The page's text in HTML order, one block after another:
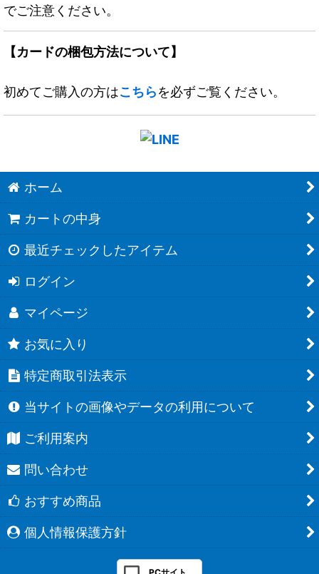
でご注意ください。
【カードの梱包方法について】
初めてご購入の方はこちらを必ずご覧ください。
ホーム
カートの中身
最近チェックしたアイテム
ログイン
マイページ
お気に入り
特定商取引法表示
当サイトの画像やデータの利用について
ご利用案内
問い合わせ
おすすめ商品
個人情報保護方針